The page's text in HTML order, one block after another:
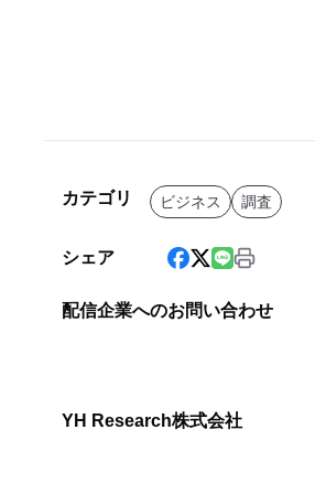
カテゴリ ビジネス 調査
シェア
配信企業へのお問い合わせ
YH Research株式会社